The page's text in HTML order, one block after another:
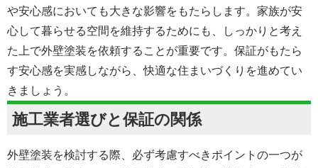
や安心感においても大きな影響をもたらします。家族が安
心して暮らせる空間を維持するためにも、しっかりと考え
た上で外壁塗装を依頼することが重要です。保証がもたら
す安心感を実感しながら、快適な住まいづくりを進めてい
きましょう。
施工業者選びと保証の関係
外壁塗装を検討する際、必ず考慮すべきポイントの一つが